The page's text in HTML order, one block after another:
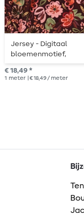
Jersey - Digitaal
bloemenmotief,
bordeauxrood
€ 18,49 *
1 meter | € 18,49 / meter